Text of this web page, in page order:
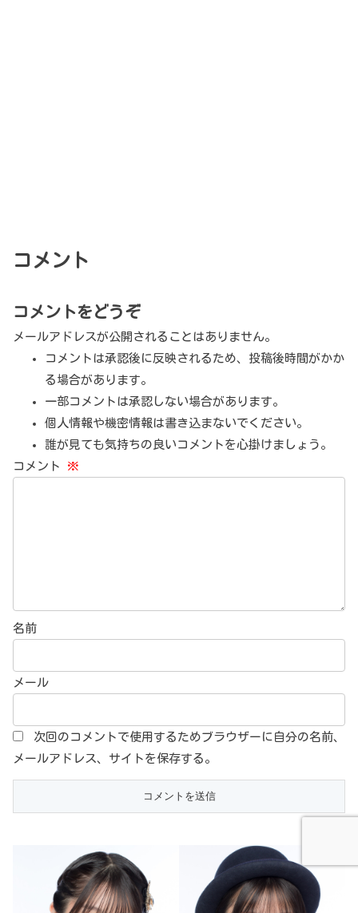
コメント
コメントをどうぞ
メールアドレスが公開されることはありません。
コメントは承認後に反映されるため、投稿後時間がかか
る場合があります。
一部コメントは承認しない場合があります。
個人情報や機密情報は書き込まないでください。
誰が見ても気持ちの良いコメントを心掛けましょう。
コメント ※
名前
メール
次回のコメントで使用するためブラウザーに自分の名前、
メールアドレス、サイトを保存する。